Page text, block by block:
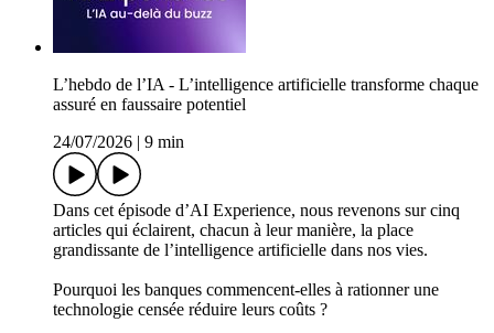
L’hebdo de l’IA - L’intelligence artificielle transforme chaque
assuré en faussaire potentiel
24/07/2026
9 min
Dans cet épisode d’AI Experience, nous revenons sur cinq
articles qui éclairent, chacun à leur manière, la place
grandissante de l’intelligence artificielle dans nos vies.
Pourquoi les banques commencent-elles à rationner une
technologie censée réduire leurs coûts ?